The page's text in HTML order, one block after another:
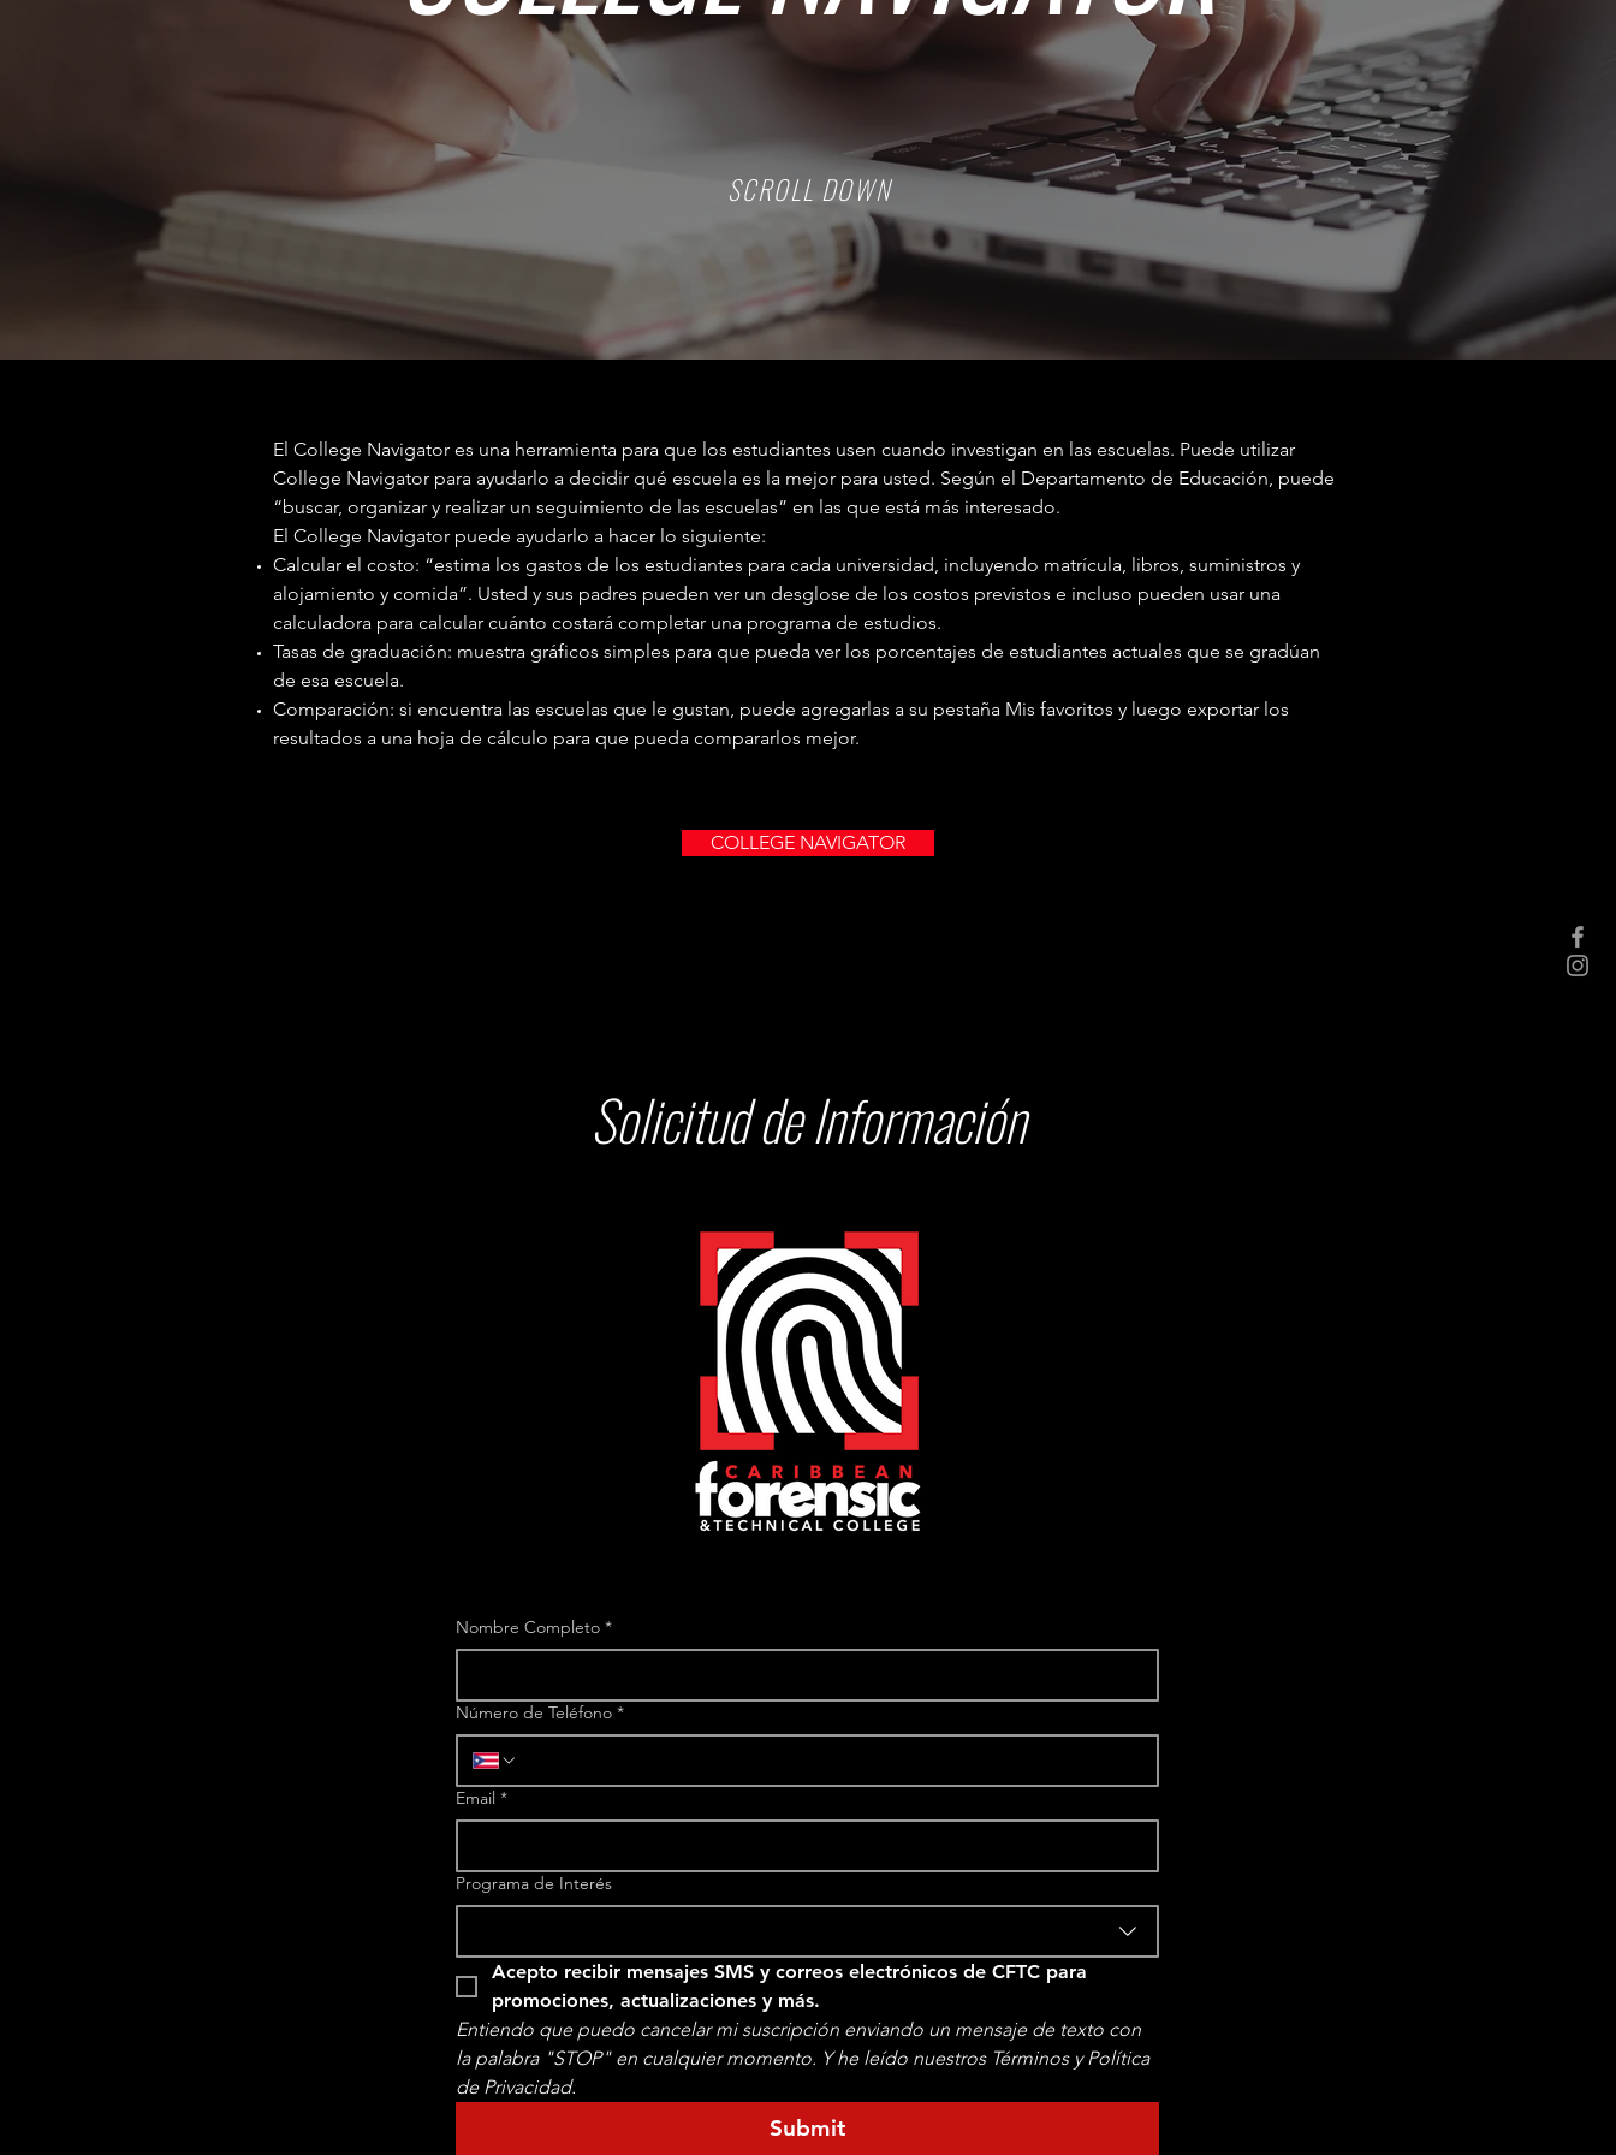
SCROLL DOWN
El College Navigator es una herramienta para que los estudiantes usen cuando investigan en las escuelas. Puede utilizar
College Navigator para ayudarlo a decidir qué escuela es la mejor para usted. Según el Departamento de Educación, puede
“buscar, organizar y realizar un seguimiento de las escuelas” en las que está más interesado.
El College Navigator puede ayudarlo a hacer lo siguiente:
Calcular el costo: “estima los gastos de los estudiantes para cada universidad, incluyendo matrícula, libros, suministros y
alojamiento y comida”. Usted y sus padres pueden ver un desglose de los costos previstos e incluso pueden usar una
calculadora para calcular cuánto costará completar una programa de estudios.
Tasas de graduación: muestra gráficos simples para que pueda ver los porcentajes de estudiantes actuales que se gradúan
de esa escuela.
Comparación: si encuentra las escuelas que le gustan, puede agregarlas a su pestaña Mis favoritos y luego exportar los
resultados a una hoja de cálculo para que pueda compararlos mejor.
COLLEGE NAVIGATOR
Solicitud de Información
Nombre Completo *
Número de Teléfono *
Email *
Programa de Interés
Acepto recibir mensajes SMS y correos electrónicos de CFTC para
Entiendo que puedo cancelar mi suscripción enviando un mensaje de texto con
la palabra "STOP" en cualquier momento. Y he leído nuestros Términos y Política
de Privacidad.
Submit